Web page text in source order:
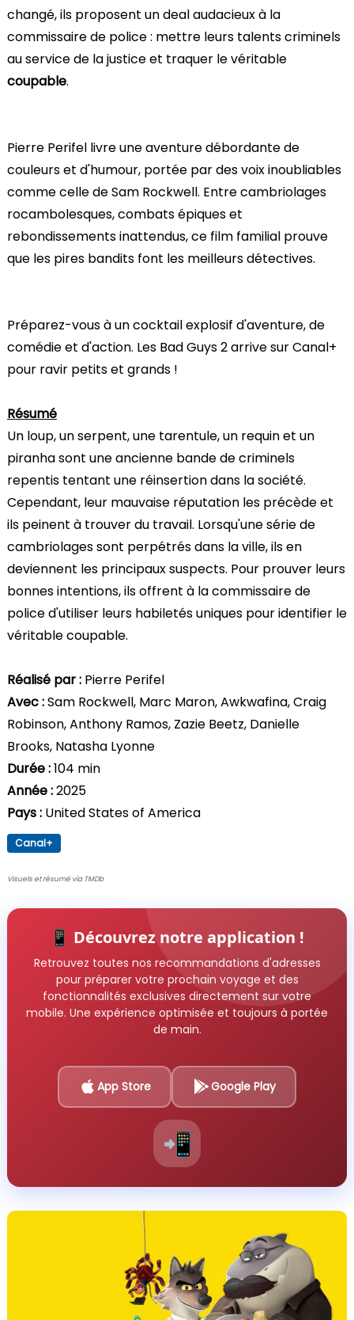
changé, ils proposent un deal audacieux à la
commissaire de police : mettre leurs talents criminels
au service de la justice et traquer le véritable
coupable.
Pierre Perifel livre une aventure débordante de
couleurs et d'humour, portée par des voix inoubliables
comme celle de Sam Rockwell. Entre cambriolages
rocambolesques, combats épiques et
rebondissements inattendus, ce film familial prouve
que les pires bandits font les meilleurs détectives.
Préparez-vous à un cocktail explosif d'aventure, de
comédie et d'action. Les Bad Guys 2 arrive sur Canal+
pour ravir petits et grands !
Résumé
Un loup, un serpent, une tarentule, un requin et un
piranha sont une ancienne bande de criminels
repentis tentant une réinsertion dans la société.
Cependant, leur mauvaise réputation les précède et
ils peinent à trouver du travail. Lorsqu'une série de
cambriolages sont perpétrés dans la ville, ils en
deviennent les principaux suspects. Pour prouver leurs
bonnes intentions, ils offrent à la commissaire de
police d'utiliser leurs habiletés uniques pour identifier le
véritable coupable.
Réalisé par : Pierre Perifel
Avec :Sam Rockwell, Marc Maron, Awkwafina, Craig
Robinson, Anthony Ramos, Zazie Beetz, Danielle
Brooks, Natasha Lyonne
Durée :104 min
Année :2025
Pays : United States of America
Canal+
Visuels et résumé via TMDb
📱 Découvrez notre application !
Retrouvez toutes nos recommandations d'adresses
pour préparer votre prochain voyage et des
fonctionnalités exclusives directement sur votre
mobile. Une expérience optimisée et toujours à portée
de main.
App Store Google Play
📲